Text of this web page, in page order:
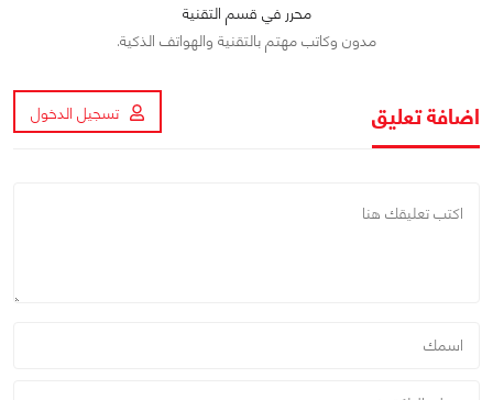
محرر في قسم التقنية
مدون وكاتب مهتم بالتقنية والهواتف الذكية.
اضافة تعليق تسجيل الدخول